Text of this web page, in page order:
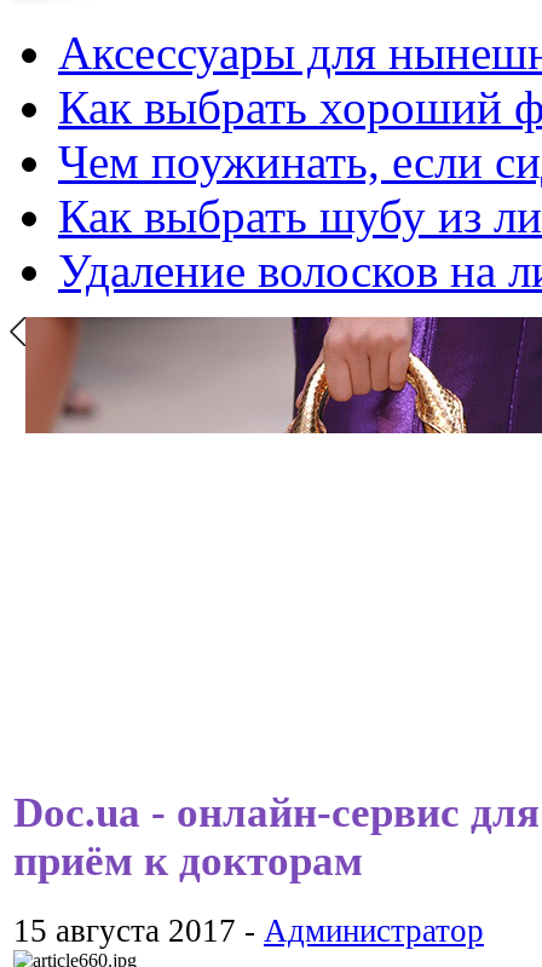
Аксессуары для
Как выбрать хороший
Чем поужинать, если
Как выбрать шубу из
Удаление волосков на
Doc.ua - онлайн-сервис
приём к докторам
15 августа 2017 - Администратор